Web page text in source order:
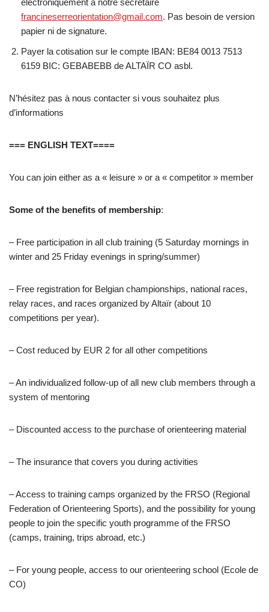
francineserreorientation@gmail.com. Pas besoin de version
papier ni de signature.
Payer la cotisation sur le compte IBAN: BE84 0013 7513
6159 BIC: GEBABEBB de ALTAÏR CO asbl.
N’hésitez pas à nous contacter si vous souhaitez plus
d’informations
=== ENGLISH TEXT====
You can join either as a « leisure » or a « competitor » member
Some of the benefits of membership:
– Free participation in all club training (5 Saturday mornings in
winter and 25 Friday evenings in spring/summer)
– Free registration for Belgian championships, national races,
relay races, and races organized by Altaïr (about 10
competitions per year).
– Cost reduced by EUR 2 for all other competitions
– An individualized follow-up of all new club members through a
system of mentoring
– Discounted access to the purchase of orienteering material
– The insurance that covers you during activities
– Access to training camps organized by the FRSO (Regional
Federation of Orienteering Sports), and the possibility for young
people to join the specific youth programme of the FRSO
(camps, training, trips abroad, etc.)
– For young people, access to our orienteering school (Ecole de
CO)